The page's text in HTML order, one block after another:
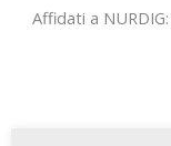
Affidati a